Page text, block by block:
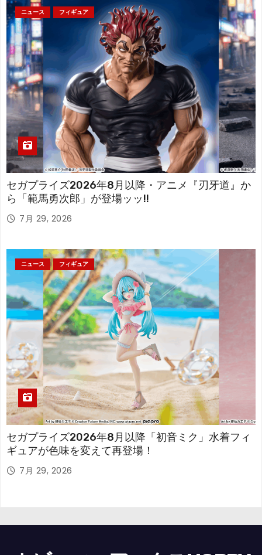
ニュース フィギュア
セガプライズ2026年8月以降・アニメ『刃牙道』か
ら「範馬勇次郎」が登場ッッ!!
7月 29, 2026
ニュース フィギュア
セガプライズ2026年8月以降「初音ミク」水着フィ
ギュアが色味を変えて再登場！
7月 29, 2026